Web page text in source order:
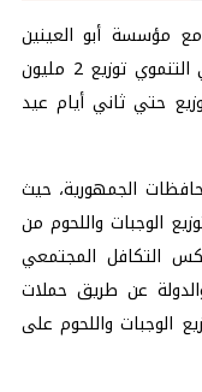
مع مؤسسة أبو العينين
الخيرية عضو التحالف الوطني للعمل الأهلي التنموي توزيع 2 مليون
التوزيع حتي ثاني أيام عيد
الجمهورية، حيث
الوجبات واللحوم من
التكافل المجتمعي
عن طريق حملات
الوجبات واللحوم على